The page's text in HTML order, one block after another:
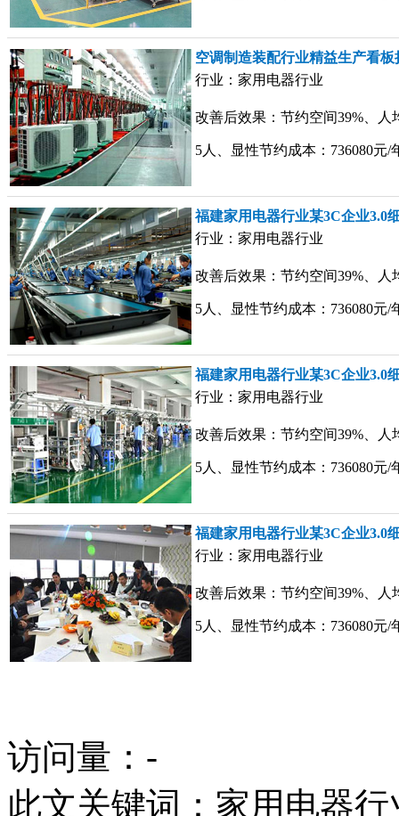
空调制造装配行业精益生产看板
行业：家用电器行业
改善后效果：节约空间39%、人
5人、显性节约成本：736080元/
福建家用电器行业某3C企业3.0
行业：家用电器行业
改善后效果：节约空间39%、人
5人、显性节约成本：736080元/
福建家用电器行业某3C企业3.0
行业：家用电器行业
改善后效果：节约空间39%、人
5人、显性节约成本：736080元/
福建家用电器行业某3C企业3.0
行业：家用电器行业
改善后效果：节约空间39%、人
5人、显性节约成本：736080元/
访问量： -
此文关键词： 家用电器